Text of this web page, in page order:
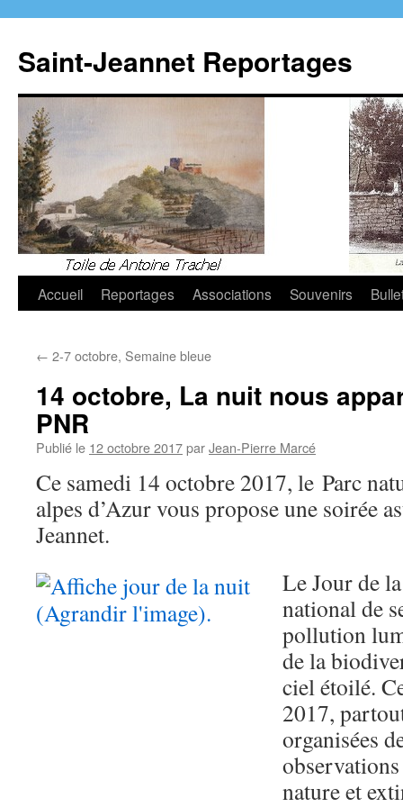
contenu
Saint-Jeannet Reportages
Accueil Reportages Associations Souvenirs
← 2-7 octobre, Semaine bleue
14 octobre, La nuit nous
PNR
Publié le 12 octobre 2017parJean-Pierre Marcé
Ce samedi 14 octobre 2017, le Parc
alpes d’Azur vous propose une soirée
Jeannet.
Le Jour de
national de
pollution
de la
ciel étoilé.
2017,
organisées
nature et